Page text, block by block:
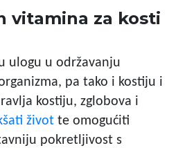
vitamina za kosti
ulogu u održavanju
pa tako i kostiju i
kostiju, zglobova i
život te omogućiti
pokretljivost s